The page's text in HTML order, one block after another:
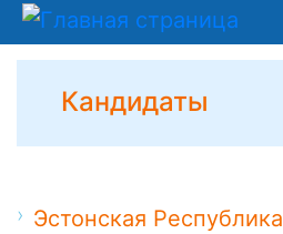
Кандидаты
Эстонская Республика